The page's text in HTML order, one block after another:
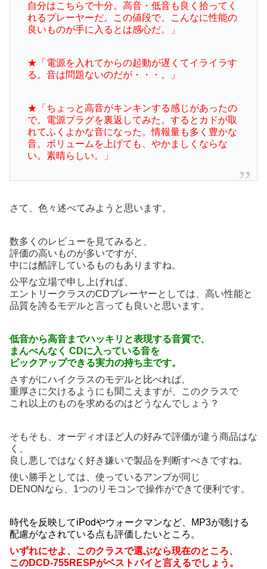
自分はこちらで十分。高音・低音も良く拾ってく
れるプレーヤーだ。
この値段で、こんなに性能の
良いものが手に入るとは感心だ。」
★「電源を入れてからの起動が遅くてイライラす
る。音は問題ないのだが・・・。」
★「ちょっと高音がキンキンする感じがあったの
で。電源プラグを裏返してみた。 するとカドが取
れてふくよかな音になった。情報量も多く豊かな
音。ボリューム を上げても、やかましくならな
い。素晴らしい。」
さて、色々述べてみようと思います。
数多くのレビューを見てみると、
評価の高いものが多いですが、
中には酷評しているものもありますね。
公平な立場で申し上げれば、
エントリークラスのCDプレーヤーとしては、高い性能と
品質を誇るモデルと言っても良いと思います。
低音から高音までハッキリと表現する音質で、
まんべんなく CDに入っている音を
ピックアップできる実力の持ち主です。
さすがにハイクラスのモデルと比べれば、
重厚さに欠けるようにも聞こえますが、このクラスで
これ以上のものを求めるのはどうなんでしょう？
そもそも、オーディオほど人の好みで評価が違う商品はな
く、
良し悪しではなく好き嫌いで製品を判断すべきですね。
使い勝手としては、使っているアンプが同じ
DENONなら、1つのリモコンで操作ができて便利です。
時代を反映してiPodやウォークマンなど、MP3が聴ける
配慮がなされている点も評価したいところ。
いずれにせよ、このクラスで選ぶなら現在のところ、
このDCD-755RESPがベストバイと言えるでしょう。